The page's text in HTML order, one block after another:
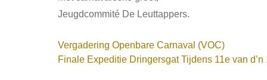
Jeugdcommité De Leuttappers.
OOK
INTERESSANT...
Vergadering Openbare Carnaval (VOC)
Finale Expeditie Dringersgat Tijdens 11e van d’n